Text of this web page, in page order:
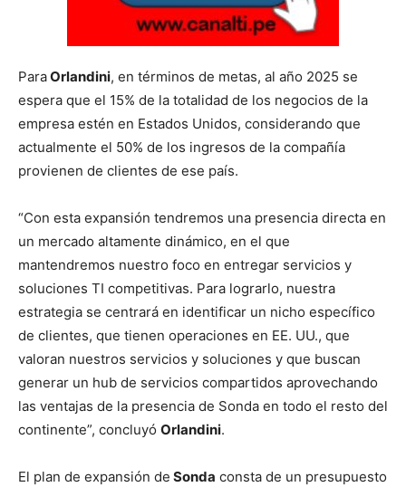
ParaOrlandini, en términos de metas, al año 2025 se
espera que el 15% de la totalidad de los negocios de la
empresa estén en Estados Unidos, considerando que
actualmente el 50% de los ingresos de la compañía
provienen de clientes de ese país.
“Con esta expansión tendremos una presencia directa en
un mercado altamente dinámico, en el que
mantendremos nuestro foco en entregar servicios y
soluciones TI competitivas. Para lograrlo, nuestra
estrategia se centrará en identificar un nicho específico
de clientes, que tienen operaciones en EE. UU., que
valoran nuestros servicios y soluciones y que buscan
generar un hub de servicios compartidos aprovechando
las ventajas de la presencia de Sonda en todo el resto del
continente”, concluyó Orlandini.
El plan de expansión de Sonda consta de un presupuesto